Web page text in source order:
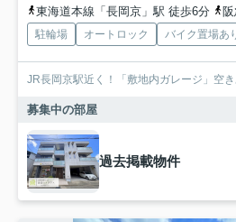
東海道本線「長岡京」駅 徒歩6分
阪
駐輪場 オートロック バイク置場あ
JR長岡京駅近く！「敷地内ガレージ」空
募集中の部屋
過去掲載物件